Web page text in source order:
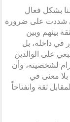
بشكل فعال
شددت على ضرورة
بينهم وبين
في داخله، بل
على الوالدين
لشخصيته، وأن
بلا معنى في
ثقة وانفتاحاً